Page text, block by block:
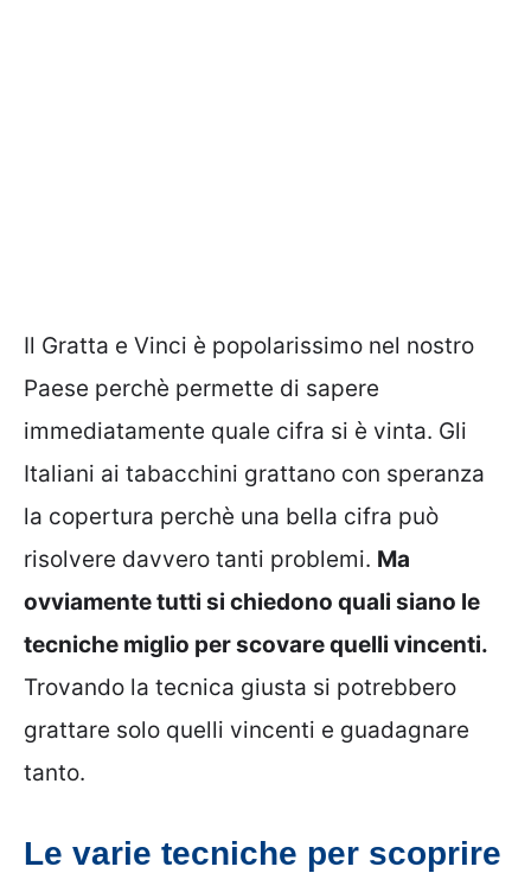
Il Gratta e Vinci è popolarissimo nel nostro
Paese perchè permette di sapere
immediatamente quale cifra si è vinta. Gli
Italiani ai tabacchini grattano con speranza
la copertura perchè una bella cifra può
risolvere davvero tanti problemi. Ma
ovviamente tutti si chiedono quali siano le
tecniche miglio per scovare quelli vincenti.
Trovando la tecnica giusta si potrebbero
grattare solo quelli vincenti e guadagnare
tanto.
Le varie tecniche per scoprire